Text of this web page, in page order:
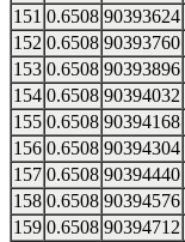
151 0.6508 90393624
152 0.6508 90393760
153 0.6508 90393896
154 0.6508 90394032
155 0.6508 90394168
156 0.6508 90394304
157 0.6508 90394440
158 0.6508 90394576
159 0.6508 90394712